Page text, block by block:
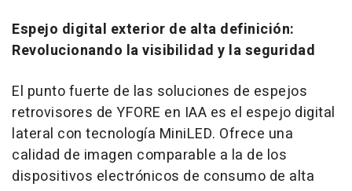
Espejo digital exterior de alta definición:
Revolucionando la visibilidad y la seguridad
El punto fuerte de las soluciones de espejos
retrovisores de YFORE en IAA es el espejo digital
lateral con tecnología MiniLED. Ofrece una
calidad de imagen comparable a la de los
dispositivos electrónicos de consumo de alta